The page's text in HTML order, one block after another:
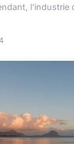
l'industrie